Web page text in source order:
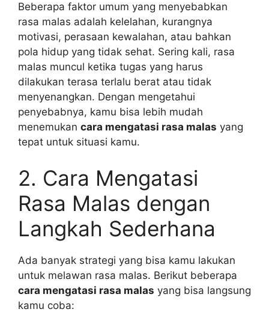
Beberapa faktor umum yang menyebabkan
rasa malas adalah kelelahan, kurangnya
motivasi, perasaan kewalahan, atau bahkan
pola hidup yang tidak sehat. Sering kali, rasa
malas muncul ketika tugas yang harus
dilakukan terasa terlalu berat atau tidak
menyenangkan. Dengan mengetahui
penyebabnya, kamu bisa lebih mudah
menemukan cara mengatasi rasa malas yang
tepat untuk situasi kamu.
2. Cara Mengatasi
Rasa Malas dengan
Langkah Sederhana
Ada banyak strategi yang bisa kamu lakukan
untuk melawan rasa malas. Berikut beberapa
cara mengatasi rasa malas yang bisa langsung
kamu coba: